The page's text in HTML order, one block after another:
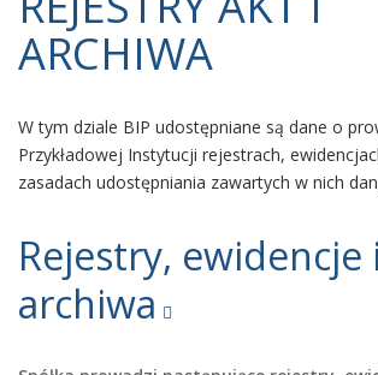
ARCHIWA
W tym dziale BIP udostępniane są dane o
Przykładowej Instytucji rejestrach,
zasadach udostępniania zawartych w nich
Rejestry, ewidencje i
archiwa